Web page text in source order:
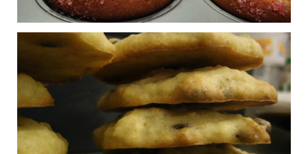
0
Gâteau chocolat noix
de coco
Publié le 23/06/2015 à 20:50